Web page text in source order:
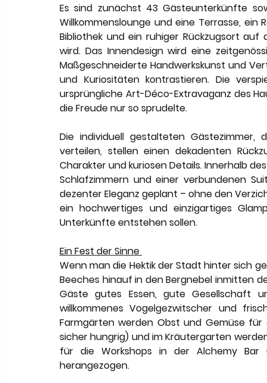
Es sind zunächst 43 Gästeunterkünfte
Willkommenslounge und eine Terrasse,
Bibliothek und ein ruhiger Rückzugsort
wird. Das Innendesign wird eine
Maßgeschneiderte Handwerkskunst und
und Kuriositäten kontrastieren. Die
ursprüngliche Art-Déco-Extravaganz des
die Freude nur so sprudelte.
Die individuell gestalteten
verteilen, stellen einen dekadenten
Charakter und kuriosen Details. Innerhalb
Schlafzimmern und einer verbundenen
dezenter Eleganz geplant – ohne den
ein hochwertiges und einzigartiges
Unterkünfte entstehen sollen.
Ein Fest der Sinne
Wenn man die Hektik der Stadt hinter sich
Beeches hinauf in den Bergnebel inmitten
Gäste gutes Essen, gute Gesellschaft
willkommenes Vogelgezwitscher und
Farmgärten werden Obst und Gemüse
sicher hungrig) und im Kräutergarten
für die Workshops in der Alchemy Bar
herangezogen.